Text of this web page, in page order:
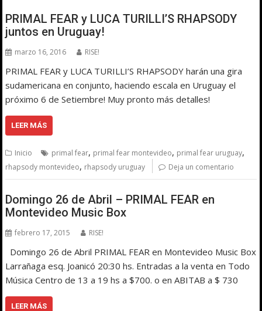
PRIMAL FEAR y LUCA TURILLI’S RHAPSODY
juntos en Uruguay!
marzo 16, 2016 RISE!
PRIMAL FEAR y LUCA TURILLI’S RHAPSODY harán una gira
sudamericana en conjunto, haciendo escala en Uruguay el
próximo 6 de Setiembre! Muy pronto más detalles!
LEER MÁS
Inicio primal fear, primal fear montevideo, primal fear uruguay,
rhapsody montevideo, rhapsody uruguay Deja un comentario
Domingo 26 de Abril – PRIMAL FEAR en
Montevideo Music Box
febrero 17, 2015 RISE!
Domingo 26 de Abril PRIMAL FEAR en Montevideo Music Box
Larrañaga esq. Joanicó 20:30 hs. Entradas a la venta en Todo
Música Centro de 13 a 19 hs a $700. o en ABITAB a $ 730
LEER MÁS